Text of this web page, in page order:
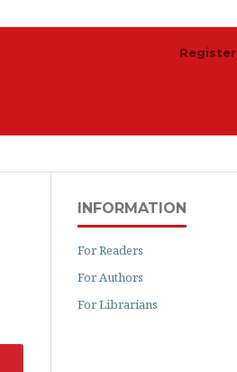
Register
INFORMATION
For Readers
For Authors
For Librarians